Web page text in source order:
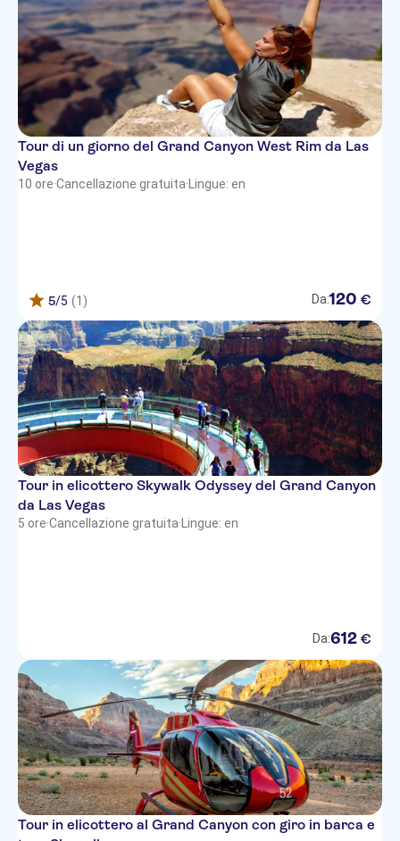
Candlewood Suites
Excalibur
Polo Towers
Park MGM (formerly Monte Carlo)
Fairfield Inn Las Vegas Airport
Luxor
Golden Nugget
Fairfield Inn and Suites Las Vegas
South
Americas Best Value Inn
Hard Rock Hotel
Club De Soleil
Four Seasons
Travelodge South Strip
Waldorf Astoria (formerly
Mandarin Oriental)
Orleans
Westgate Flamingo Bay
Mandalay Bay
Tour di un giorno del Grand Canyon West Rim da Las
Vegas
10 ore·Cancellazione gratuita· Lingue: en
5/5 (1) Da:120 €
Tour in elicottero Skywalk Odyssey del Grand Canyon
da Las Vegas
5 ore·Cancellazione gratuita· Lingue: en
Da:612 €
Tour in elicottero al Grand Canyon con giro in barca e